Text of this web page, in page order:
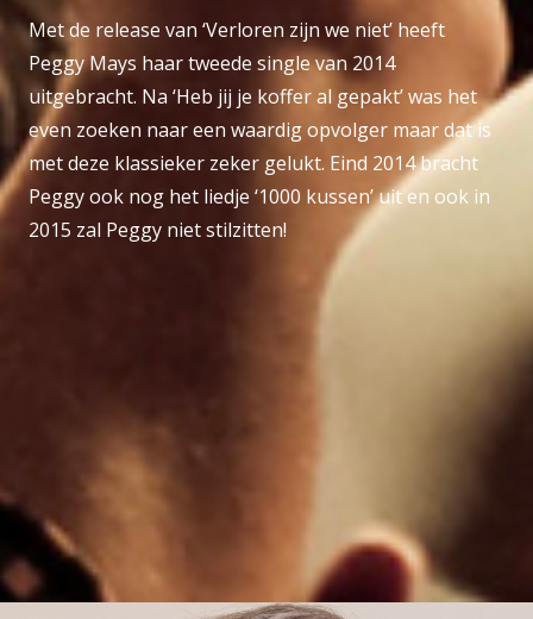
Met de release van ‘Verloren zijn we niet’ heeft
Peggy Mays haar tweede single van 2014
uitgebracht. Na ‘Heb jij je koffer al gepakt’ was het
even zoeken naar een waardig opvolger maar dat is
met deze klassieker zeker gelukt. Eind 2014 bracht
Peggy ook nog het liedje ‘1000 kussen’ uit en ook in
2015 zal Peggy niet stilzitten!